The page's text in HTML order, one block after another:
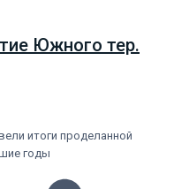
Южного тер.
итоги проделанной
годы